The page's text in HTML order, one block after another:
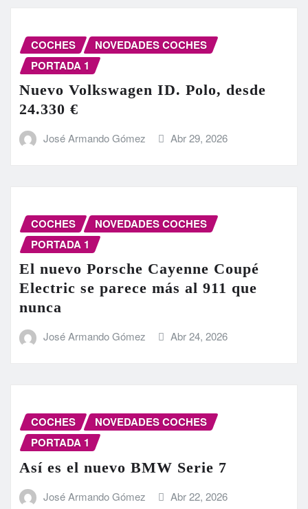
COCHES
NOVEDADES COCHES
PORTADA 1
Nuevo Volkswagen ID. Polo, desde
24.330 €
José Armando Gómez Abr 29, 2026
COCHES
NOVEDADES COCHES
PORTADA 1
El nuevo Porsche Cayenne Coupé
Electric se parece más al 911 que
nunca
José Armando Gómez Abr 24, 2026
COCHES
NOVEDADES COCHES
PORTADA 1
Así es el nuevo BMW Serie 7
José Armando Gómez Abr 22, 2026